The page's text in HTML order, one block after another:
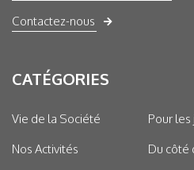
Contactez-nous
CATÉGORIES
Vie de la Société
Nos Activités
Pour les
Du côté